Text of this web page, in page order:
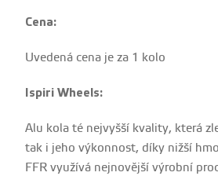
Cena:
Uvedená cena je za 1 kolo
Ispiri Wheels:
Alu kola té nejvyšší kvality, která
tak i jeho výkonnost, díky nižší
FFR využívá nejnovější výrobní